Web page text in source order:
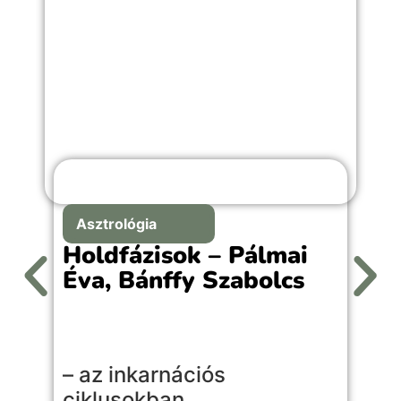
Asztrológia
Holdfázisok – Pálmai
Éva, Bánffy Szabolcs
– az inkarnációs